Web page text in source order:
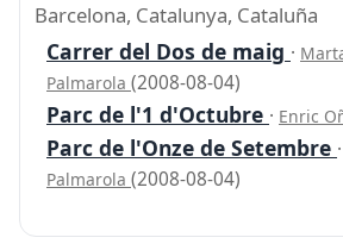
Barcelona, Catalunya, Cataluña
Carrer del Dos de maig ·
Palmarola (2008-08-04)
Parc de l'1 d'Octubre · Enric
Parc de l'Onze de Setembre ·
Palmarola (2008-08-04)